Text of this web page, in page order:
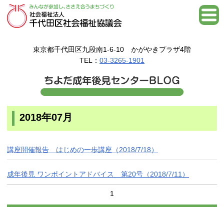
東京都千代田区九段南1-6-10 かがやきプラザ4階
TEL： 03-3265-1901
2018年07月
講座開催報告 はじめの一歩講座（2018/7/18）
成年後見 ワンポイントアドバイス 第20号（2018/7/11）
1